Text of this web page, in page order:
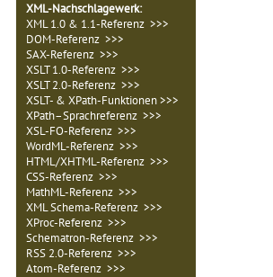
XML-Nachschlagewerk:
XML 1.0 & 1.1-Referenz >>>
DOM-Referenz >>>
SAX-Referenz >>>
XSLT 1.0-Referenz >>>
XSLT 2.0-Referenz >>>
XSLT- & XPath-Funktionen >>>
XPath–Sprachreferenz >>>
XSL-FO-Referenz >>>
WordML-Referenz >>>
HTML/XHTML-Referenz >>>
CSS-Referenz >>>
MathML-Referenz >>>
XML Schema-Referenz >>>
XProc-Referenz >>>
Schematron-Referenz >>>
RSS 2.0-Referenz >>>
Atom-Referenz >>>